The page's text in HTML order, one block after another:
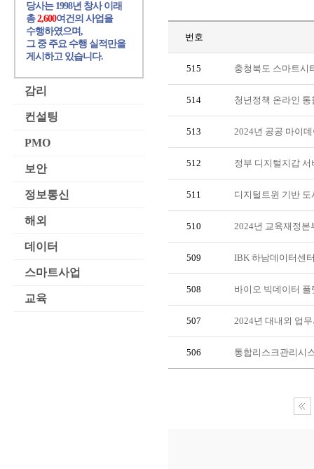
번호
515 충청북도 스마트시
514 청년정책 온라인
513 2024년 공공 마이
512 정부 디지털지갑
511 디지털트윈 기반
510 2024년 교육재정본
509 IBK 하남데이터센
508 바이오 빅데이터
507 2024년 대내외 업
506 통합리스크관리시
당사는 1998년 창사 이래
총2,600여건의 사업을
수행하였으며,
그 중 주요 수행 실적만을
게시하고 있습니다.
감리
컨설팅
PMO
보안
정보통신
해외
데이터
스마트사업
교육